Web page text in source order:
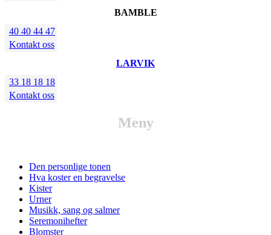
BAMBLE
40 40 44 47
Kontakt oss
LARVIK
33 18 18 18
Kontakt oss
Meny
Den personlige tonen
Hva koster en begravelse
Kister
Urner
Musikk, sang og salmer
Seremonihefter
Blomster